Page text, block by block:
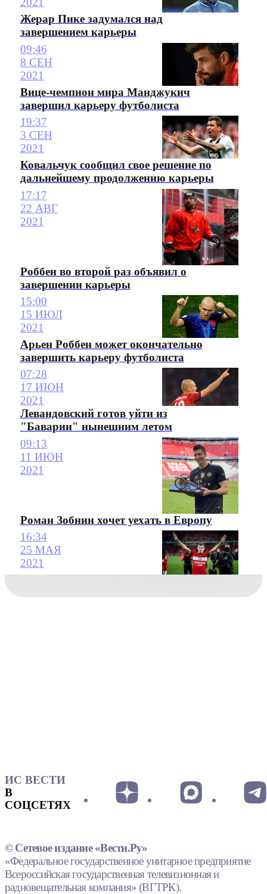
Жерар Пике задумался над
завершением карьеры
09:46
8 СЕН
2021
Вице-чемпион мира Манджукич
завершил карьеру футболиста
19:37
3 СЕН
2021
Ковальчук сообщил свое решение по
дальнейшему продолжению карьеры
17:17
22 АВГ
2021
Роббен во второй раз объявил о
завершении карьеры
15:00
15 ИЮЛ
2021
Арьен Роббен может окончательно
завершить карьеру футболиста
07:28
17 ИЮН
2021
Левандовский готов уйти из
"Баварии" нынешним летом
09:13
11 ИЮН
2021
Роман Зобнин хочет уехать в Европу
16:34
25 МАЯ
2021
ИС ВЕСТИ
В
СОЦСЕТЯХ
© Сетевое издание «Вести.Ру»
«Федеральное государственное унитарное предприятие
Всероссийская государственная телевизионная и
радиовещательная компания» (ВГТРК).